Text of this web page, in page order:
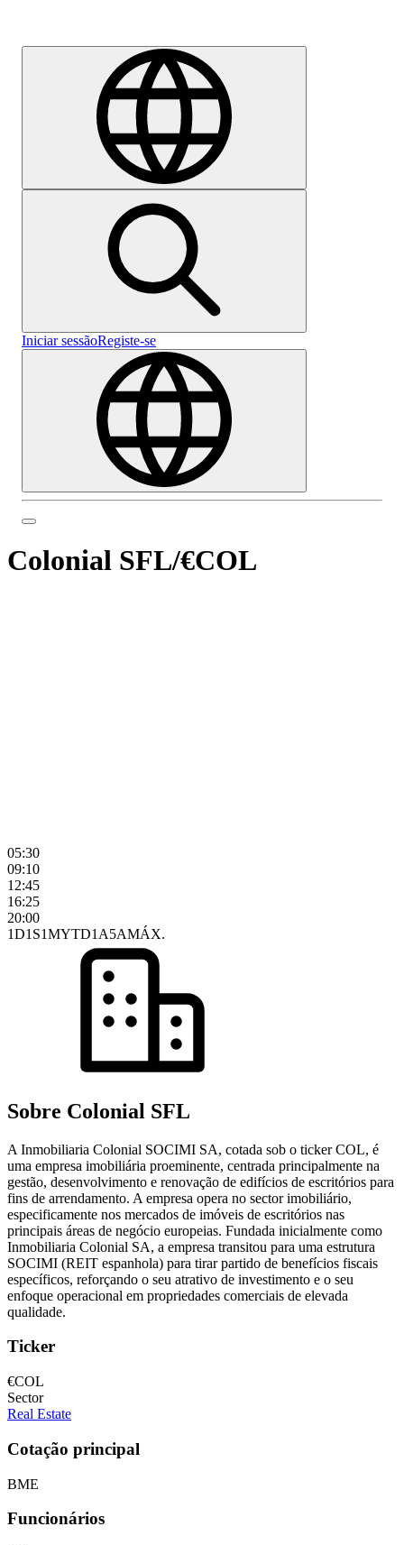
Iniciar sessãoRegiste-se
Colonial SFL/€COL
05:30
09:10
12:45
16:25
20:00
1D1S1MYTD1A5AMÁX.
Sobre Colonial SFL
A Inmobiliaria Colonial SOCIMI SA, cotada sob o ticker COL, é
uma empresa imobiliária proeminente, centrada principalmente na
gestão, desenvolvimento e renovação de edifícios de escritórios para
fins de arrendamento. A empresa opera no sector imobiliário,
especificamente nos mercados de imóveis de escritórios nas
principais áreas de negócio europeias. Fundada inicialmente como
Inmobiliaria Colonial SA, a empresa transitou para uma estrutura
SOCIMI (REIT espanhola) para tirar partido de benefícios fiscais
específicos, reforçando o seu atrativo de investimento e o seu
enfoque operacional em propriedades comerciais de elevada
qualidade.
Ticker
€COL
Sector
Real Estate
Cotação principal
BME
Funcionários